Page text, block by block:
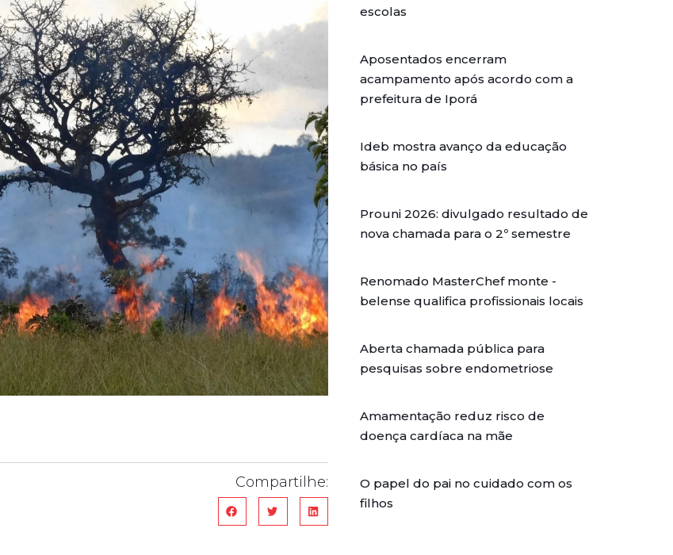
Compartilhe:
escolas
Aposentados encerram
acampamento após acordo com a
prefeitura de Iporá
Ideb mostra avanço da educação
básica no país
Prouni 2026: divulgado resultado de
nova chamada para o 2º semestre
Renomado MasterChef monte -
belense qualifica profissionais locais
Aberta chamada pública para
pesquisas sobre endometriose
Amamentação reduz risco de
doença cardíaca na mãe
O papel do pai no cuidado com os
filhos